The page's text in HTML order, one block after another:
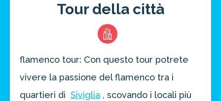
Tour della città
flamenco tour: Con questo tour potrete
vivere la passione del flamenco tra i
quartieri di Siviglia , scovando i locali più